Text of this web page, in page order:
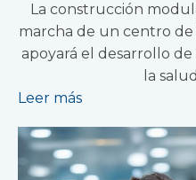
La construcción
marcha de un centro
apoyará el desarrollo
la
Leer más